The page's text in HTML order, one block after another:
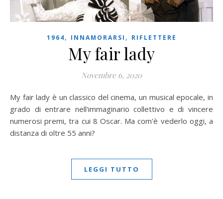
1964, INNAMORARSI , RIFLETTERE
My fair lady
Novembre 6, 2020
My fair lady è un classico del cinema, un musical epocale, in
grado di entrare nell'immaginario collettivo e di vincere
numerosi premi, tra cui 8 Oscar. Ma com'è vederlo oggi, a
distanza di oltre 55 anni?
LEGGI TUTTO